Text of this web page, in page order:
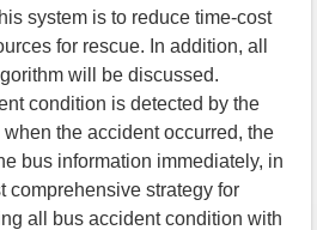
system is to reduce time-cost
for rescue. In addition, all
will be discussed.
condition is detected by the
the accident occurred, the
bus information immediately, in
comprehensive strategy for
all bus accident condition with